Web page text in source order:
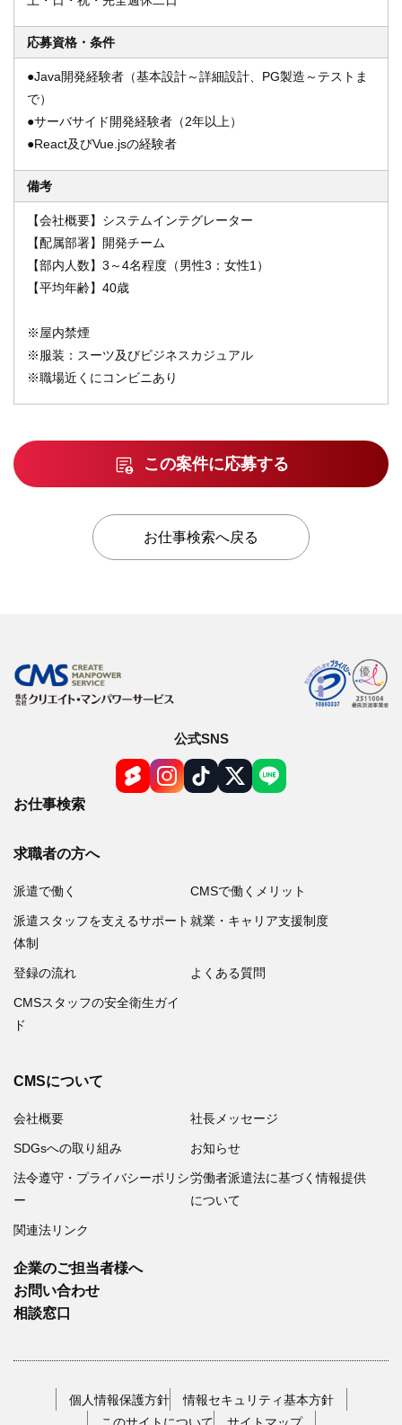
応募資格・条件
●Java開発経験者（基本設計～詳細設計、PG製造～テストま
で）
●サーバサイド開発経験者（2年以上）
●React及びVue.jsの経験者
備考
【会社概要】システムインテグレーター
【配属部署】開発チーム
【部内人数】3～4名程度（男性3：女性1）
【平均年齢】40歳
※屋内禁煙
※服装：スーツ及びビジネスカジュアル
※職場近くにコンビニあり
この案件に応募する
お仕事検索へ戻る
公式SNS
お仕事検索
求職者の方へ
派遣で働く CMSで働くメリット
派遣スタッフを支えるサポート
体制
就業・キャリア支援制度
登録の流れ よくある質問
CMSスタッフの安全衛生ガイ
ド
CMSについて
会社概要 社長メッセージ
SDGsへの取り組み お知らせ
法令遵守・プライバシーポリシ
ー
労働者派遣法に基づく情報提供
について
関連法リンク
企業のご担当者様へ
お問い合わせ
相談窓口
個人情報保護方針
情報セキュリティ基本方針